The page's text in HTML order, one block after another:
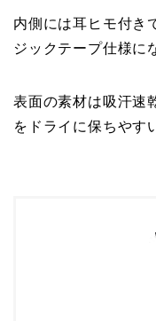
内側には耳ヒモ付き
ジックテープ仕様に
表面の素材は吸汗速
をドライに保ちやす